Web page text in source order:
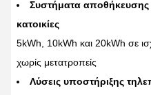
Συστήματα αποθήκευσης
κατοικίες
5kWh, 10kWh και 20kWh σε
χωρίς μετατροπείς
Λύσεις υποστήριξης